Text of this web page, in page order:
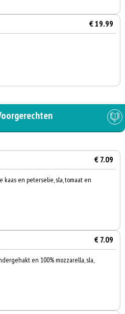
€ 19.99
€ 7.09
en peterselie, sla, tomaat en
€ 7.09
en 100% mozzarella, sla,